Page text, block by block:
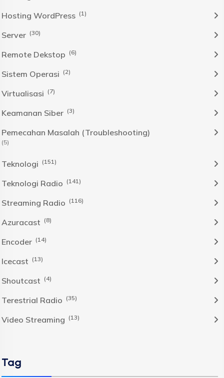
Hosting WordPress (1)
Server (30)
Remote Dekstop (6)
Sistem Operasi (2)
Virtualisasi (7)
Keamanan Siber (3)
Pemecahan Masalah (Troubleshooting)
(5)
Teknologi (151)
Teknologi Radio (141)
Streaming Radio (116)
Azuracast (8)
Encoder (14)
Icecast (13)
Shoutcast (4)
Terestrial Radio (35)
Video Streaming (13)
Tag